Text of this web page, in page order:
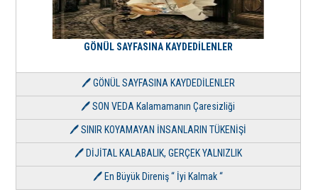
GÖNÜL SAYFASINA KAYDEDİLENLER
🖊 GÖNÜL SAYFASINA KAYDEDİLENLER
🖊 SON VEDA Kalamamanın Çaresizliği
🖊 SINIR KOYAMAYAN İNSANLARIN TÜKENİŞİ
🖊 DİJİTAL KALABALIK, GERÇEK YALNIZLIK
🖊 En Büyük Direniş “ İyi Kalmak “